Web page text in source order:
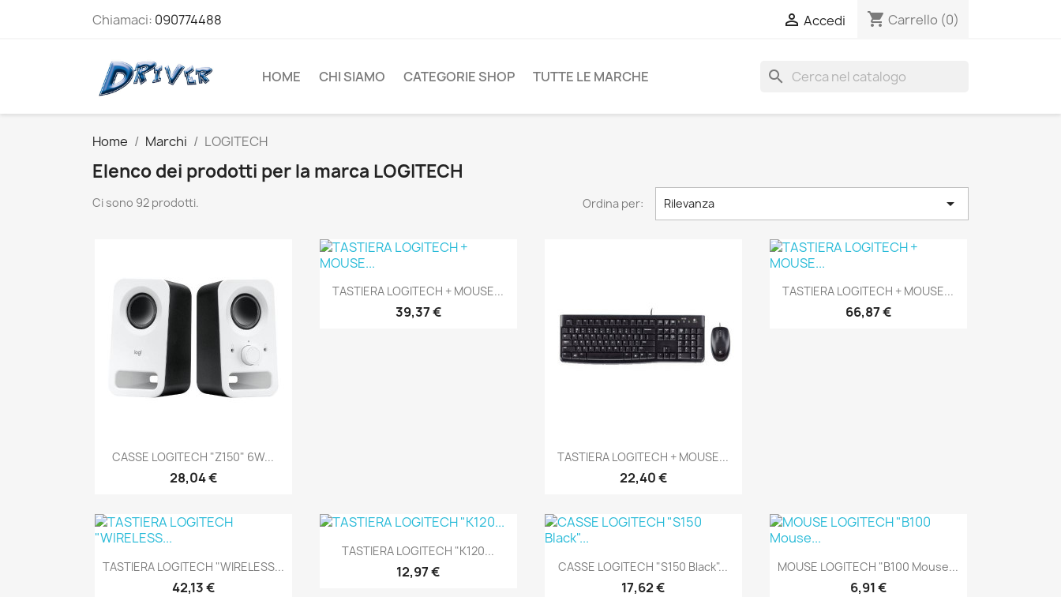
Chiamaci: 090774488  Accedi shopping_cart Carrello (0)
HOME CHI SIAMO CATEGORIE SHOP TUTTE LE MARCHE search
Home Marchi LOGITECH
Elenco dei prodotti per la marca LOGITECH
Ci sono 92 prodotti. Ordina per: Rilevanza 
Anteprima
CASSE LOGITECH "Z150" 6W...
28,04 €
Anteprima
TASTIERA LOGITECH + MOUSE...
39,37 €
Anteprima
TASTIERA LOGITECH + MOUSE...
22,40 €
Anteprima
TASTIERA LOGITECH + MOUSE...
66,87 €
Anteprima
TASTIERA LOGITECH "WIRELESS...
42,13 €
 Anteprima
TASTIERA LOGITECH "K120...
12,97 € Anteprima
CASSE LOGITECH "S150 Black"...
17,62 €
Anteprima
MOUSE LOGITECH "B100 Mouse...
6,91 €